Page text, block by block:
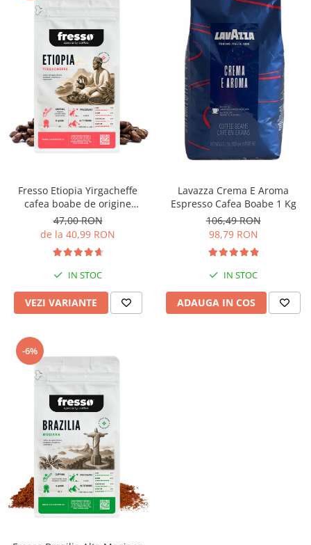
Fresso Etiopia Yirgacheffe
cafea boabe de origine
proaspăt prăjită
47,00 RON
de la 40,99 RON
IN STOC
VEZI VARIANTE
Lavazza Crema E Aroma
Espresso Cafea Boabe 1 Kg
106,49 RON
98,79 RON
IN STOC
ADAUGA IN COS
-6%